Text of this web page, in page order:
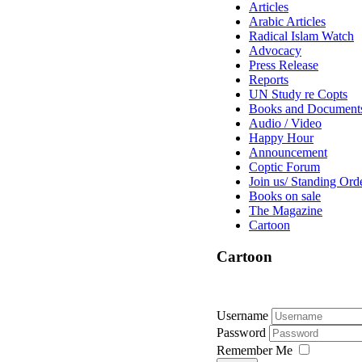
Articles
Arabic Articles
Radical Islam Watch
Advocacy
Press Release
Reports
UN Study re Copts
Books and
Audio / Video
Happy Hour
Announcement
Coptic Forum
Join us/ Standing
Books on sale
The Magazine
Cartoon
Cartoon
Username
Password
Remember Me